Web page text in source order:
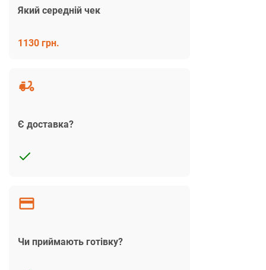
Який середній чек
1130 грн.
Є доставка?
Чи приймають готівку?